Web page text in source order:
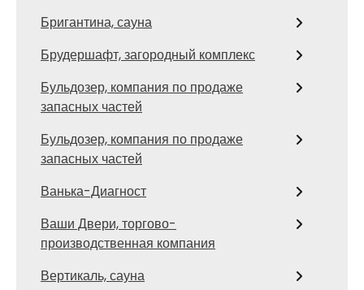
Бригантина, сауна
Брудершафт, загородный комплекс
Бульдозер, компания по продаже
запасных частей
Бульдозер, компания по продаже
запасных частей
Ванька-Диагност
Ваши Двери, торгово-
производственная компания
Вертикаль, сауна